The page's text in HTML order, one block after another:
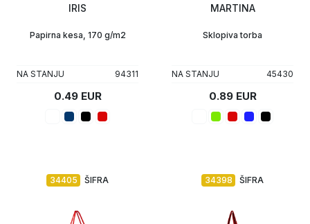
IRIS
Papirna kesa, 170 g/m2
NA STANJU 94311
0.49 EUR
MARTINA
Sklopiva torba
NA STANJU 45430
0.89 EUR
ŠIFRA
34405 ŠIFRA
34398